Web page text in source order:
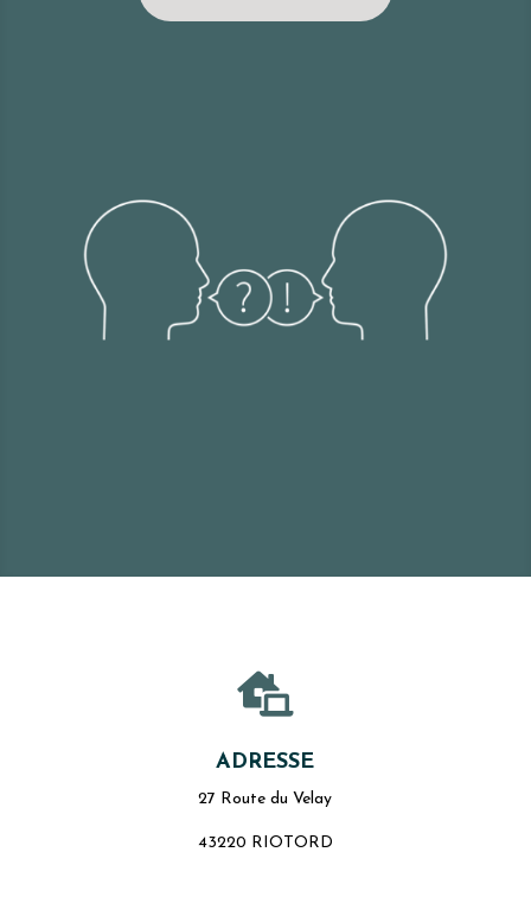

ADRESSE
27 Route du Velay
43220 RIOTORD